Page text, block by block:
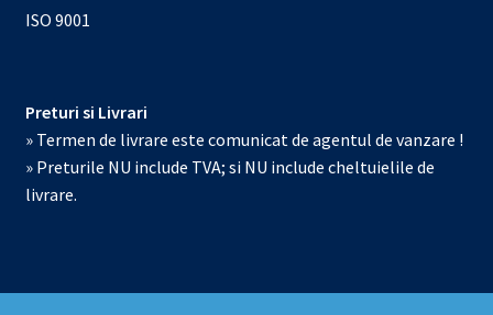
ISO 9001
Preturi si Livrari
» Termen de livrare este comunicat de agentul de vanzare !
» Preturile NU include TVA; si NU include cheltuielile de
livrare.